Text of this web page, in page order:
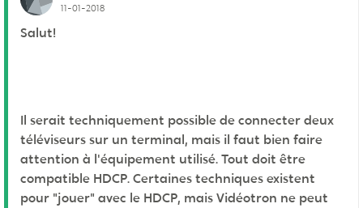
11-01-2018
Salut!
Il serait techniquement possible de connecter deux
téléviseurs sur un terminal, mais il faut bien faire
attention à l'équipement utilisé. Tout doit être
compatible HDCP. Certaines techniques existent
pour "jouer" avec le HDCP, mais Vidéotron ne peut